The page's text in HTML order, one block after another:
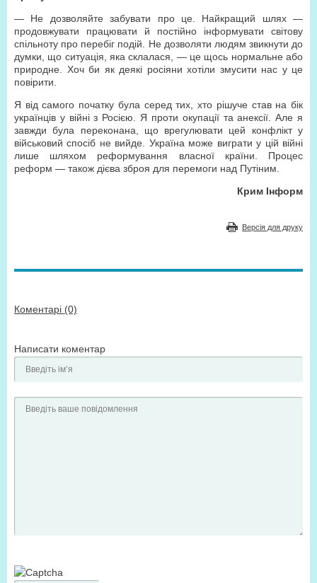
— Не дозволяйте забувати про це. Найкращий шлях —
продовжувати працювати й постійно інформувати світову
спільноту про перебіг подій. Не дозволяти людям звикнути до
думки, що ситуація, яка склалася, — це щось нормальне або
природне. Хоч би як деякі росіяни хотіли змусити нас у це
повірити.
Я від самого початку була серед тих, хто рішуче став на бік
українців у війні з Росією. Я проти окупації та анексії. Але я
завжди була переконана, що врегулювати цей конфлікт у
військовий спосіб не вийде. Україна може виграти у цій війні
лише шляхом реформування власної країни. Процес
реформ — також дієва зброя для перемоги над Путіним.
Крим Інформ
Версія для друку
Коментарі (0)
Написати коментар